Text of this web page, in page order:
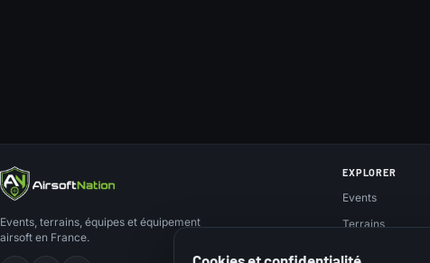
Events, terrains, équipes et équipement
airsoft en France.
EXPLORER
Events
Terrains